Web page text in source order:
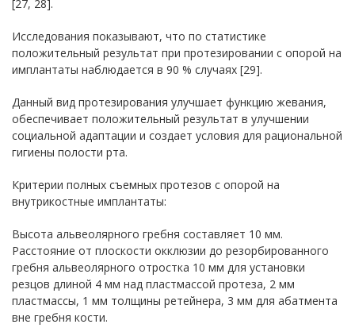
[27, 28].
Исследования показывают, что по статистике
положительный результат при протезировании с опорой на
имплантаты наблюдается в 90 % случаях [29].
Данный вид протезирования улучшает функцию жевания,
обеспечивает положительный результат в улучшении
социальной адаптации и создает условия для рациональной
гигиены полости рта.
Критерии полных съемных протезов с опорой на
внутрикостные имплантаты:
Высота альвеолярного гребня составляет 10 мм.
Расстояние от плоскости окклюзии до резорбированного
гребня альвеолярного отростка 10 мм для установки
резцов длиной 4 мм над пластмассой протеза, 2 мм
пластмассы, 1 мм толщины ретейнера, 3 мм для абатмента
вне гребня кости.